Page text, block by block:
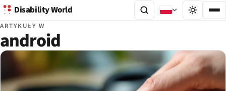
Disability World
ARTYKUŁY W
android